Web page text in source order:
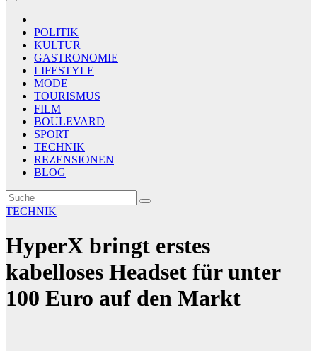
POLITIK
KULTUR
GASTRONOMIE
LIFESTYLE
MODE
TOURISMUS
FILM
BOULEVARD
SPORT
TECHNIK
REZENSIONEN
BLOG
TECHNIK
HyperX bringt erstes
kabelloses Headset für unter
100 Euro auf den Markt